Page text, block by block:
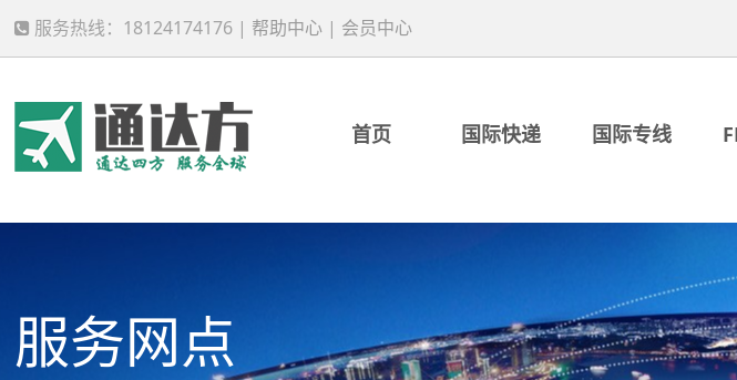
服务热线：18124174176 | 帮助中心 | 会员中心
首页 国际快递 国际专线
服务网点